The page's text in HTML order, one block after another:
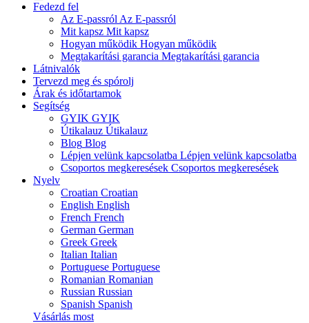
Fedezd fel
Az E-passról Az E-passról
Mit kapsz Mit kapsz
Hogyan működik Hogyan működik
Megtakarítási garancia Megtakarítási garancia
Látnivalók
Tervezd meg és spórolj
Árak és időtartamok
Segítség
GYIK GYIK
Útikalauz Útikalauz
Blog Blog
Lépjen velünk kapcsolatba Lépjen velünk kapcsolatba
Csoportos megkeresések Csoportos megkeresések
Nyelv
Croatian Croatian
English English
French French
German German
Greek Greek
Italian Italian
Portuguese Portuguese
Romanian Romanian
Russian Russian
Spanish Spanish
Vásárlás most